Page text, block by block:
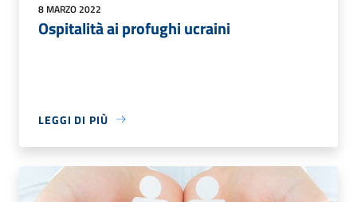
8 MARZO 2022
Ospitalità ai profughi ucraini
LEGGI DI PIÙ